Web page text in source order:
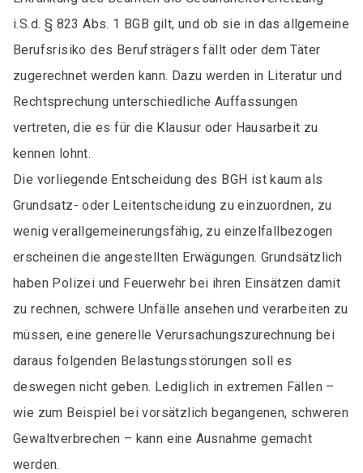
i.S.d. § 823 Abs. 1 BGB gilt, und ob sie in das allgemeine
Berufsrisiko des Berufsträgers fällt oder dem Täter
zugerechnet werden kann. Dazu werden in Literatur und
Rechtsprechung unterschiedliche Auffassungen
vertreten, die es für die Klausur oder Hausarbeit zu
kennen lohnt.
Die vorliegende Entscheidung des BGH ist kaum als
Grundsatz- oder Leitentscheidung zu einzuordnen, zu
wenig verallgemeinerungsfähig, zu einzelfallbezogen
erscheinen die angestellten Erwägungen. Grundsätzlich
haben Polizei und Feuerwehr bei ihren Einsätzen damit
zu rechnen, schwere Unfälle ansehen und verarbeiten zu
müssen, eine generelle Verursachungszurechnung bei
daraus folgenden Belastungsstörungen soll es
deswegen nicht geben. Lediglich in extremen Fällen –
wie zum Beispiel bei vorsätzlich begangenen, schweren
Gewaltverbrechen – kann eine Ausnahme gemacht
werden.